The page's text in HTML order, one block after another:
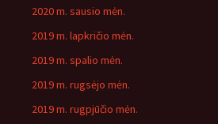
2020 m. sausio mėn.
2019 m. lapkričio mėn.
2019 m. spalio mėn.
2019 m. rugsėjo mėn.
2019 m. rugpjūčio mėn.